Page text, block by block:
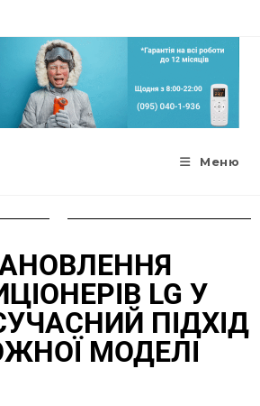
Меню
LG У
ПІДХІД
МОДЕЛІ